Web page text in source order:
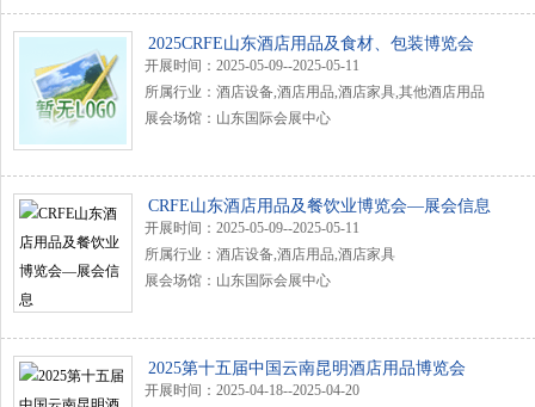
2025CRFE山东酒店用品及食材、包装博览会
开展时间：2025-05-09--2025-05-11
所属行业：酒店设备,酒店用品,酒店家具,其他酒店用品
展会场馆：山东国际会展中心
CRFE山东酒店用品及餐饮业博览会—展会信息
开展时间：2025-05-09--2025-05-11
所属行业：酒店设备,酒店用品,酒店家具
展会场馆：山东国际会展中心
2025第十五届中国云南昆明酒店用品博览会
开展时间：2025-04-18--2025-04-20